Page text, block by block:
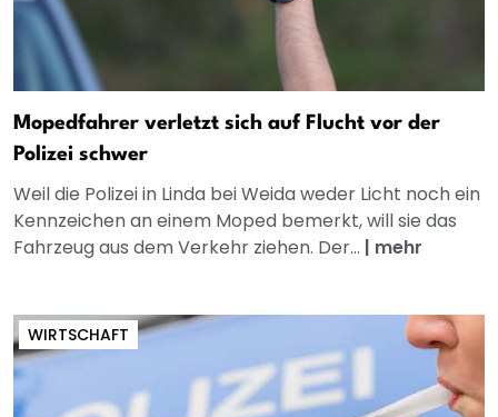
Mopedfahrer verletzt sich auf Flucht vor der
Polizei schwer
Weil die Polizei in Linda bei Weida weder Licht noch ein
Kennzeichen an einem Moped bemerkt, will sie das
Fahrzeug aus dem Verkehr ziehen. Der... | mehr
WIRTSCHAFT